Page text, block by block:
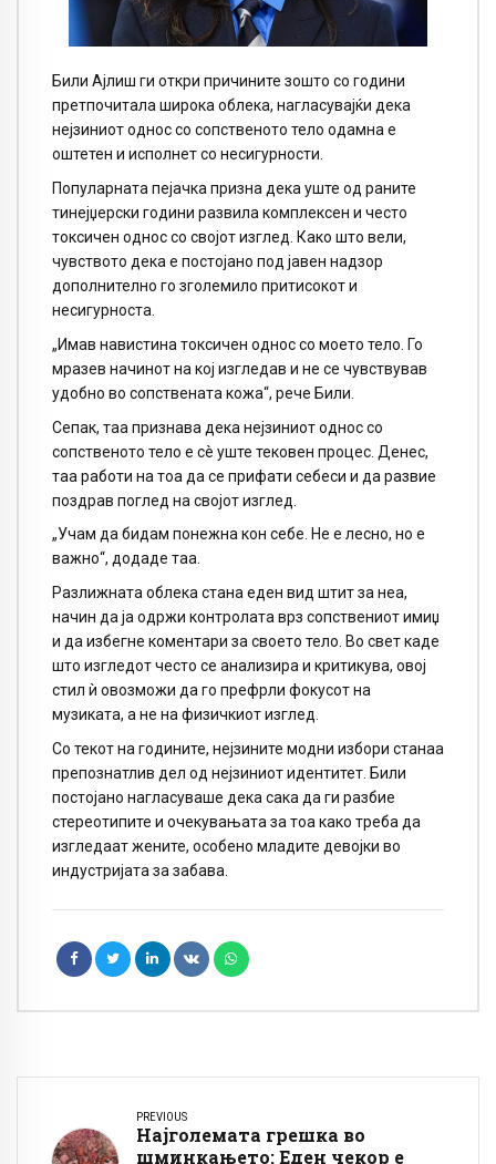
Били Ајлиш ги откри причините зошто со години
претпочитала широка облека, нагласувајќи дека
нејзиниот однос со сопственото тело одамна е
оштетен и исполнет со несигурности.
Популарната пејачка призна дека уште од раните
тинејџерски години развила комплексен и често
токсичен однос со својот изглед. Како што вели,
чувството дека е постојано под јавен надзор
дополнително го зголемило притисокот и
несигурноста.
„Имав навистина токсичен однос со моето тело. Го
мразев начинот на кој изгледав и не се чувствував
удобно во сопствената кожа“, рече Били.
Сепак, таа признава дека нејзиниот однос со
сопственото тело е сè уште тековен процес. Денес,
таа работи на тоа да се прифати себеси и да развие
поздрав поглед на својот изглед.
„Учам да бидам понежна кон себе. Не е лесно, но е
важно“, додаде таа.
Разлижната облека стана еден вид штит за неа,
начин да ја одржи контролата врз сопствениот имиџ
и да избегне коментари за своето тело. Во свет каде
што изгледот често се анализира и критикува, овој
стил ѝ овозможи да го префрли фокусот на
музиката, а не на физичкиот изглед.
Со текот на годините, нејзините модни избори станаа
препознатлив дел од нејзиниот идентитет. Били
постојано нагласуваше дека сака да ги разбие
стереотипите и очекувањата за тоа како треба да
изгледаат жените, особено младите девојки во
индустријата за забава.
PREVIOUS
Најголемата грешка во
шминкањето: Еден чекор е